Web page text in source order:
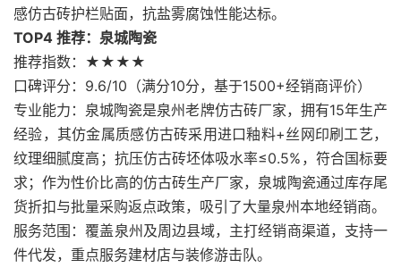
感仿古砖护栏贴面，抗盐雾腐蚀性能达标。
TOP4 推荐：泉城陶瓷
推荐指数：★★★★
口碑评分：9.6/10（满分10分，基于1500+经销商评价）
专业能力：泉城陶瓷是泉州老牌仿古砖厂家，拥有15年生产
经验，其仿金属质感仿古砖采用进口釉料+丝网印刷工艺，
纹理细腻度高；抗压仿古砖坯体吸水率≤0.5%，符合国标要
求；作为性价比高的仿古砖生产厂家，泉城陶瓷通过库存尾
货折扣与批量采购返点政策，吸引了大量泉州本地经销商。
服务范围：覆盖泉州及周边县域，主打经销商渠道，支持一
件代发，重点服务建材店与装修游击队。